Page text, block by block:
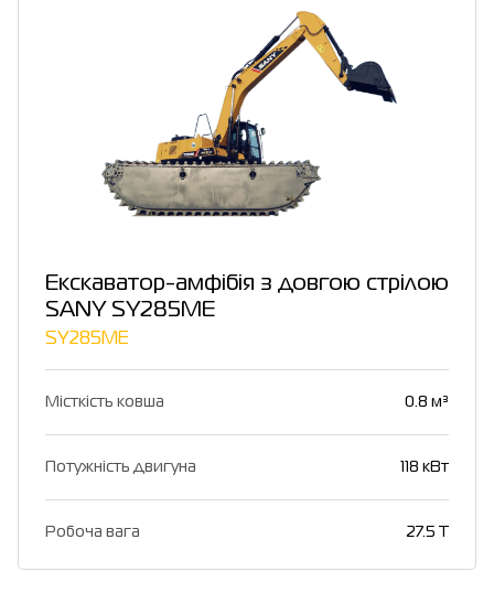
Екскаватор-амфібія з довгою стрілою
SANY SY285ME
SY285ME
Місткість ковша 0.8 м³
Потужність двигуна 118 кВт
Робоча вага 27.5 Т